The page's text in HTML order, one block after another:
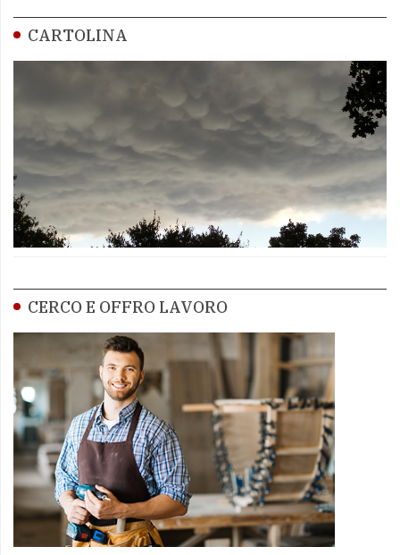
CARTOLINA
CERCO E OFFRO LAVORO